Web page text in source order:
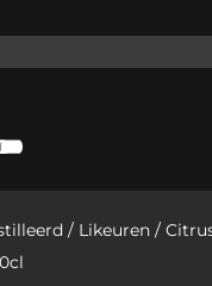
/ Likeuren /